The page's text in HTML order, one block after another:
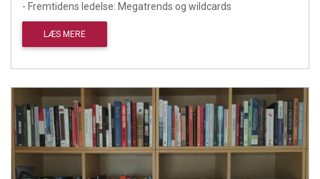
- Fremtidens ledelse: Megatrends og wildcards
LÆS MERE